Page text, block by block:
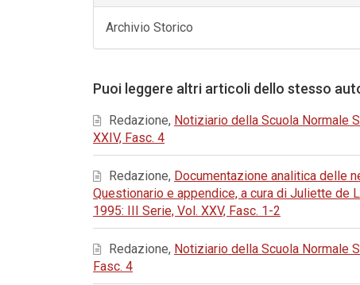
Archivio Storico
Puoi leggere altri articoli dello stesso
Redazione, Notiziario della Scuola Normale
XXIV, Fasc. 4
Redazione, Documentazione analitica delle
Questionario e appendice, a cura di Juliette de
1995: III Serie, Vol. XXV, Fasc. 1-2
Redazione, Notiziario della Scuola Normale
Fasc. 4